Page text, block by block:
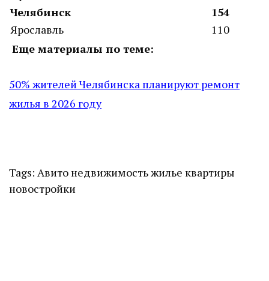
Челябинск
154
Ярославль
110
Еще материалы по теме:
50% жителей Челябинска планируют ремонт
жилья в 2026 году
Tags: Авито недвижимостьжилье квартиры
новостройки